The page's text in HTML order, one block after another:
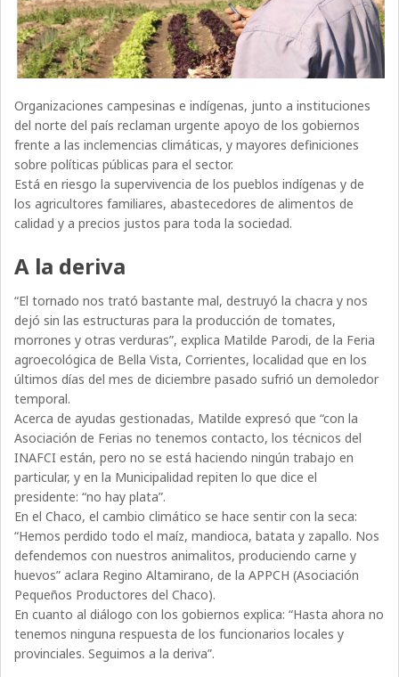
Organizaciones campesinas e indígenas, junto a instituciones
del norte del país reclaman urgente apoyo de los gobiernos
frente a las inclemencias climáticas, y mayores definiciones
sobre políticas públicas para el sector.
Está en riesgo la supervivencia de los pueblos indígenas y de
los agricultores familiares, abastecedores de alimentos de
calidad y a precios justos para toda la sociedad.
A la deriva
“El tornado nos trató bastante mal, destruyó la chacra y nos
dejó sin las estructuras para la producción de tomates,
morrones y otras verduras”, explica Matilde Parodi, de la Feria
agroecológica de Bella Vista, Corrientes, localidad que en los
últimos días del mes de diciembre pasado sufrió un demoledor
temporal.
Acerca de ayudas gestionadas, Matilde expresó que “con la
Asociación de Ferias no tenemos contacto, los técnicos del
INAFCI están, pero no se está haciendo ningún trabajo en
particular, y en la Municipalidad repiten lo que dice el
presidente: “no hay plata”.
En el Chaco, el cambio climático se hace sentir con la seca:
“Hemos perdido todo el maíz, mandioca, batata y zapallo. Nos
defendemos con nuestros animalitos, produciendo carne y
huevos” aclara Regino Altamirano, de la APPCH (Asociación
Pequeños Productores del Chaco).
En cuanto al diálogo con los gobiernos explica: “Hasta ahora no
tenemos ninguna respuesta de los funcionarios locales y
provinciales. Seguimos a la deriva”.